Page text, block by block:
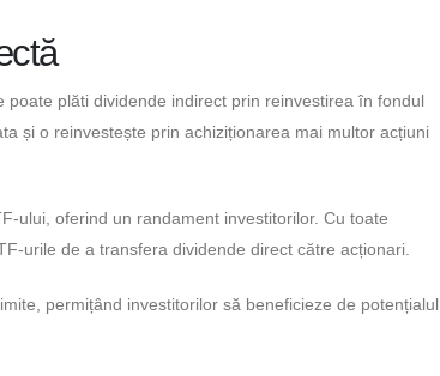
plăti dividende indirect prin reinvestirea în fondul
și o reinvestește prin achiziționarea mai multor acțiuni
ului, oferind un randament investitorilor. Cu toate
urile de a transfera dividende direct către acționari.
permițând investitorilor să beneficieze de potențialul